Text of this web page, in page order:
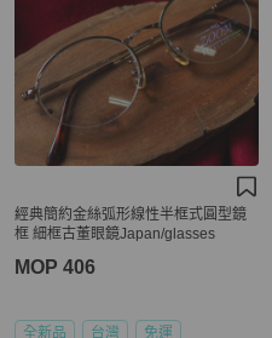
經典簡約金絲弧形線性半框式圓型鏡
框 細框古董眼鏡Japan/glasses
MOP 406
全新品 台灣 免運